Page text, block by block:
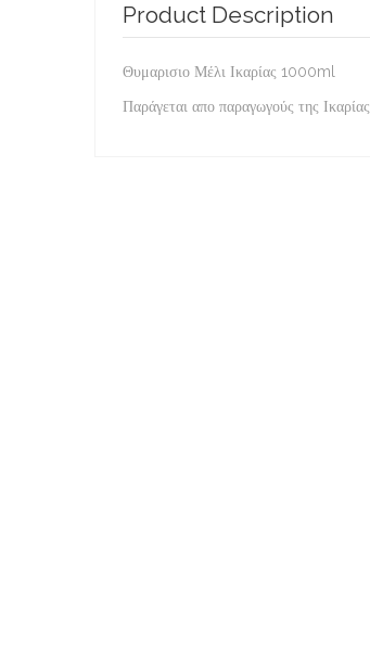
Product Description
Θυμαρισιο Μέλι Ικαρίας 1000ml
Παράγεται απο παραγωγούς της Ικαρίας.